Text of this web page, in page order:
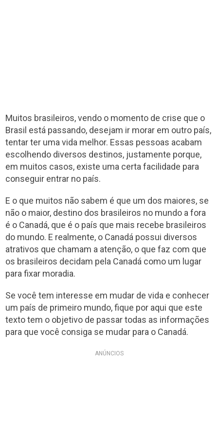
Muitos brasileiros, vendo o momento de crise que o
Brasil está passando, desejam ir morar em outro país,
tentar ter uma vida melhor. Essas pessoas acabam
escolhendo diversos destinos, justamente porque,
em muitos casos, existe uma certa facilidade para
conseguir entrar no país.
E o que muitos não sabem é que um dos maiores, se
não o maior, destino dos brasileiros no mundo a fora
é o Canadá, que é o país que mais recebe brasileiros
do mundo. E realmente, o Canadá possui diversos
atrativos que chamam a atenção, o que faz com que
os brasileiros decidam pela Canadá como um lugar
para fixar moradia.
Se você tem interesse em mudar de vida e conhecer
um país de primeiro mundo, fique por aqui que este
texto tem o objetivo de passar todas as informações
para que você consiga se mudar para o Canadá.
ANÚNCIOS